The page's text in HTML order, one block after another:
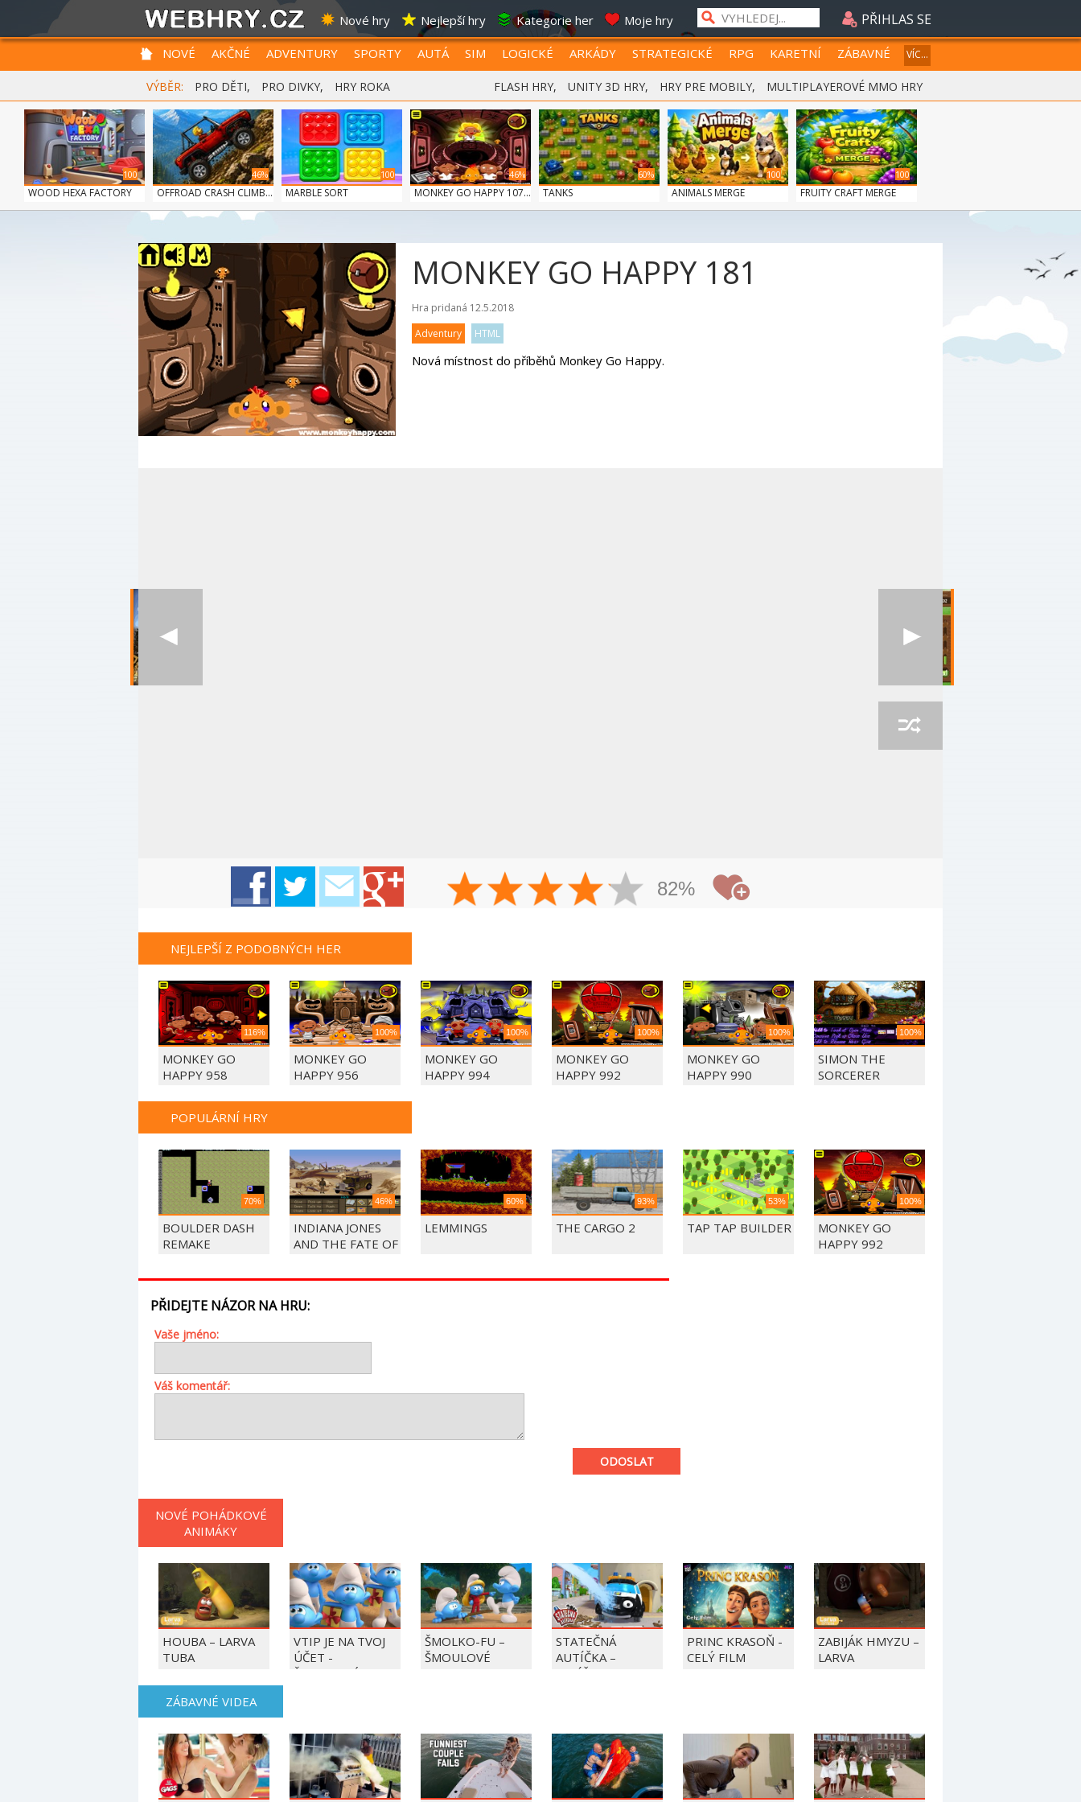
Nové hry Nejlepší hry Kategorie her Moje hry PŘIHLAS SE
NOVÉ AKČNÉ ADVENTURY SPORTY AUTÁ SIM LOGICKÉ ARKÁDY STRATEGICKÉ RPG KARETNÍ ZÁBAVNÉ VÍC...
VÝBĚR: PRO DĚTI, PRO DIVKY, HRY ROKA FLASH HRY, UNITY 3D HRY, HRY PRE MOBILY, MULTIPLAYEROVÉ MMO HRY
100
WOOD HEXA FACTORY
46%
OFFROAD CRASH CLIMB...
100
MARBLE SORT
46%
MONKEY GO HAPPY 107...
60%
TANKS
100
ANIMALS MERGE
100
FRUITY CRAFT MERGE
MONKEY GO HAPPY 181
Hra pridaná 12.5.2018
Adventury
HTML
Nová místnost do příběhů Monkey Go Happy.
82%
NEJLEPŠÍ Z PODOBNÝCH HER
116%
MONKEY GO
HAPPY 958
100%
MONKEY GO
HAPPY 956
100%
MONKEY GO
HAPPY 994
100%
MONKEY GO
HAPPY 992
100%
MONKEY GO
HAPPY 990
100%
SIMON THE
SORCERER
POPULÁRNÍ HRY
70%
BOULDER DASH
REMAKE
46%
INDIANA JONES
AND THE FATE OF
60%
LEMMINGS
93%
THE CARGO 2
53%
TAP TAP BUILDER
100%
MONKEY GO
HAPPY 992
PŘIDEJTE NÁZOR NA HRU:
Vaše jméno:
Váš komentář:
ODOSLAT
NOVÉ POHÁDKOVÉ
ANIMÁKY
HOUBA – LARVA
TUBA
VTIP JE NA TVOJ
ÚČET -
ŠMOULOVÉ
ŠMOLKO-FU –
ŠMOULOVÉ
STATEČNÁ
AUTÍČKA –
BALÍČEK PIERRE
PRINC KRASOŇ -
CELÝ FILM
ZABIJÁK HMYZU –
LARVA
ZÁBAVNÉ VIDEA